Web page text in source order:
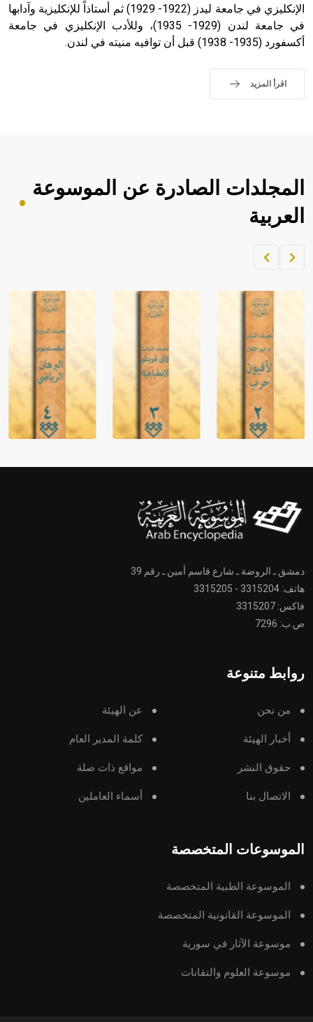
الإنكليزي في جامعة ليدز (1922- 1929) ثم أستاذاً للإنكليزية وآدابها
في جامعة لندن (1929- 1935)، وللأدب الإنكليزي في جامعة
أكسفورد (1935- 1938) قبل أن توافيه منيته في لندن.
اقرأ المزيد
المجلدات الصادرة عن الموسوعة
العربية
دمشق ـ الروضة ـ شارع قاسم أمين ـ رقم 39
هاتف: 3315204 - 3315205
فاكس: 3315207
ص.ب: 7296
روابط متنوعة
من نحن عن الهيئة
أخبار الهيئة كلمة المدير العام
حقوق النشر مواقع ذات صلة
الاتصال بنا أسماء العاملين
الموسوعات المتخصصة
الموسوعة الطبية المتخصصة
الموسوعة القانونية المتخصصة
موسوعة الآثار في سورية
موسوعة العلوم والتقانات